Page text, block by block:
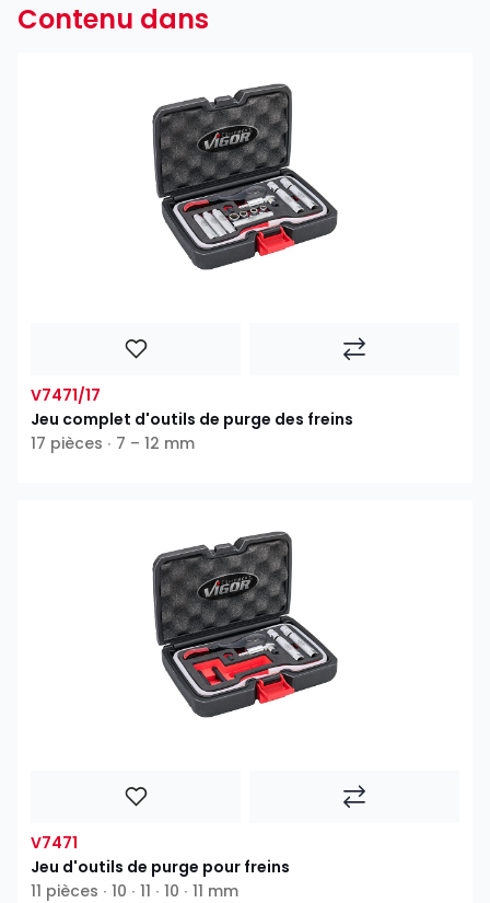
Contenu dans
V7471/17
Jeu complet d'outils de purge des freins
17 pièces ∙ 7 – 12 mm
V7471
Jeu d'outils de purge pour freins
11 pièces ∙ 10 ∙ 11 ∙ 10 ∙ 11 mm